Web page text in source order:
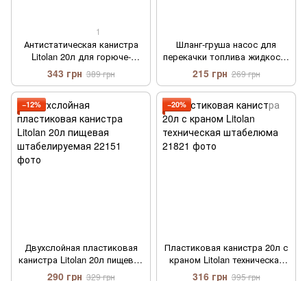
1
Антистатическая канистра
Litolan 20л для горюче-
смазочных материалов
343 грн 389 грн
Шланг-груша насос для
перекачки топлива жидкости
ручной резиновый 2 метра
шланг
215 грн 269 грн
−12%
Двухслойная пластиковая
канистра Litolan 20л пищевая
штабелируемая
290 грн 329 грн
−20%
Пластиковая канистра 20л с
краном Litolan техническая
штабелюма
316 грн 395 грн